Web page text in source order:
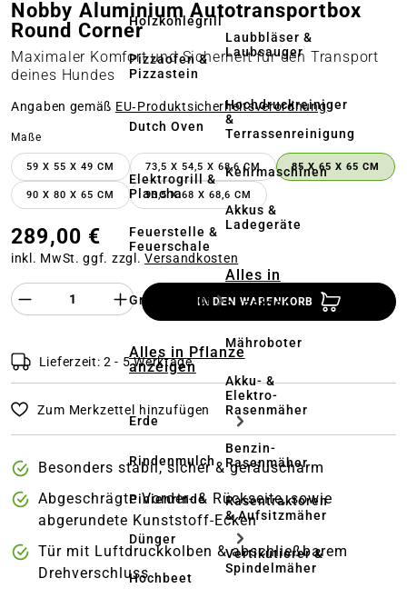
Holzkohlegrill
Pizzaofen &
Pizzastein
Dutch Oven
Elektrogrill &
Plancha
Feuerstelle &
Feuerschale
Grillzubehör
Alles in Pflanze
anzeigen
Erde
Rindenmulch
Pinienrinde
Dünger
Hochbeet
Laubbläser &
Laubsauger
Hochdruckreiniger
&
Terrassenreinigung
Kehrmaschinen
Akkus &
Ladegeräte
Alles in
anzeigen
Mähroboter
Akku- &
Elektro-
Rasenmäher
Benzin-
Rasenmäher
Rasentraktoren
& Aufsitzmäher
Vertikutierer &
Spindelmäher
Nobby Aluminium Autotransportbox
Round Corner
Maximaler Komfort und Sicherheit für den Transport
deines Hundes
Angaben gemäß EU‑Produktsicherheitsverordnung
Maßeauswählen
59 X 55 X 49 CM 73,5 X 54,5 X 68,6 CM 85 X 65 X 65 CM
90 X 80 X 65 CM 93,5 X 68 X 68,6 CM
289,00 €
inkl. MwSt. ggf. zzgl.Versandkosten
Produkt Anzahl des Produktes
IN DEN WARENKORB
Lieferzeit: 2 - 5 Werktage
Zum Merkzettel hinzufügen
Besonders stabil, sicher & geräuscharm
Abgeschrägte Vorder- & Rückseite, sowie
abgerundete Kunststoff-Ecken
Tür mit Luftdruckkolben & abschließbarem
Drehverschluss